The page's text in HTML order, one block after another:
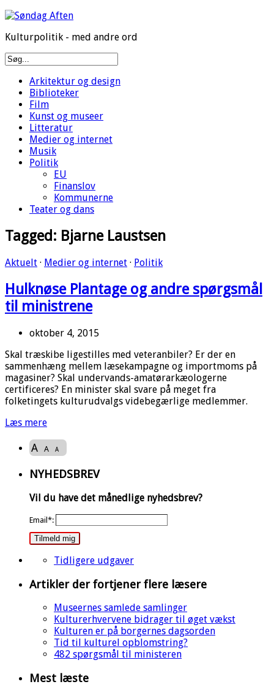
Kulturpolitik - med andre ord
Arkitektur og design
Biblioteker
Film
Kunst og museer
Litteratur
Medier og internet
Musik
Politik
EU
Finanslov
Kommunerne
Teater og dans
Tagged: Bjarne Laustsen
Aktuelt · Medier og internet · Politik
Hulknøse Plantage og andre spørgsmål
til ministrene
oktober 4, 2015
Skal træskibe ligestilles med veteranbiler? Er der en
sammenhæng mellem læsekampagne og importmoms på
magasiner? Skal undervands-amatørarkæologerne
certificeres? En minister skal svare på meget fra
folketingets kulturudvalgs videbegærlige medlemmer.
Læs mere
A A A
NYHEDSBREV
Vil du have det månedlige nyhedsbrev?
Email*:
Tilmeld mig
Tidligere udgaver
Artikler der fortjener flere læsere
Museernes samlede samlinger
Kulturerhvervene bidrager til øget vækst
Kulturen er på borgernes dagsorden
Tid til kulturel opblomstring?
482 spørgsmål til ministeren
Mest læste